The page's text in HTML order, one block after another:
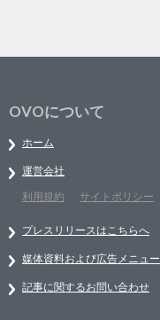
OVOについて
ホーム
運営会社
利用規約
サイトポリシー
プレスリリースはこちらへ
媒体資料および広告メニュー
記事に関するお問い合わせ